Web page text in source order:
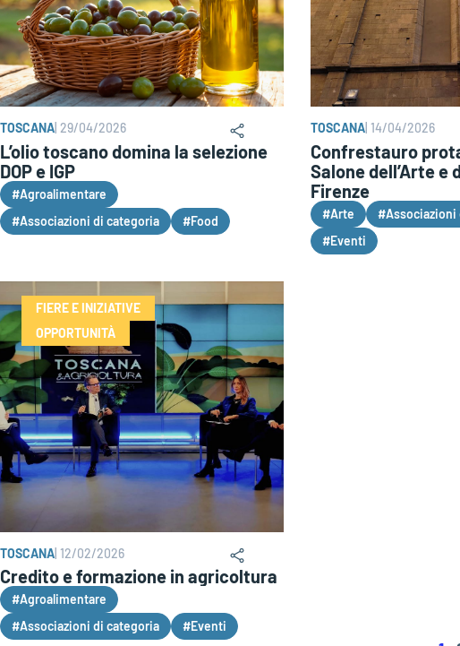
TOSCANA 29/04/2026
L’olio toscano domina la selezione
DOP e IGP
#Agroalimentare
#Associazioni di categoria
#Food
TOSCANA| 14/04/2026
Confrestauro
Salone dell’Arte e
Firenze
#Arte
#Associazioni
#Eventi
FIERE E INIZIATIVE
OPPORTUNITÀ
TOSCANA 12/02/2026
Credito e formazione in agricoltura
#Agroalimentare
#Associazioni di categoria
#Eventi